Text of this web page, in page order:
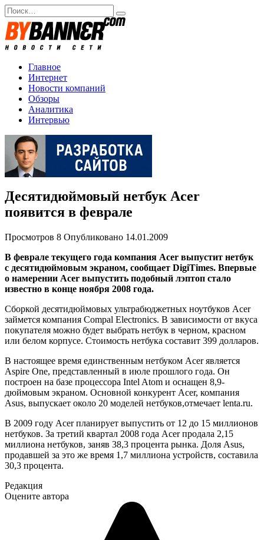
Перейти
к
содержанию
Search
for:
Главное
Интернет
Новости компаний
Обзоры
Аналитика
Интервью
Десятидюймовый нетбук Acer
появится в феврале
Просмотров 8 Опубликовано 14.01.2009
В феврале текущего года компания Acer выпустит нетбук
с десятидюймовым экраном, сообщает DigiTimes. Впервые
о намерении Acer выпустить подобный лэптоп стало
известно в конце ноября 2008 года.
Сборкой десятидюймовых ультрабюджетных ноутбуков Acer
займется компания Compal Electronics. В зависимости от вкуса
покупателя можно будет выбрать нетбук в черном, красном
или белом корпусе. Стоимость нетбука составит 399 долларов.
В настоящее время единственным нетбуком Acer является
Aspire One, представленный в июле прошлого года. Он
построен на базе процессора Intel Atom и оснащен 8,9-
дюймовым экраном. Основной конкурент Acer, компания
Asus, выпускает около 20 моделей нетбуков,отмечает lenta.ru.
В 2009 году Acer планирует выпустить от 12 до 15 миллионов
нетбуков. За третий квартал 2008 года Acer продала 2,15
миллиона нетбуков, заняв 38,3 процента рынка. Доля Asus,
продавшей за это же время 1,7 миллиона устройств, составила
30,3 процента.
Редакция
Оцените автора